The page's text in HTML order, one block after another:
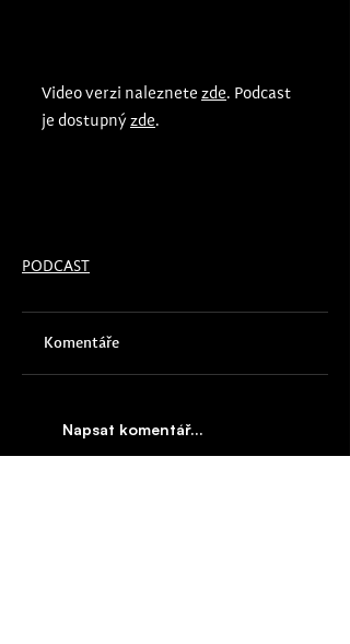
Video verzi naleznete zde. Podcast
je dostupný zde.
PODCAST
Komentáře
Napsat komentář...